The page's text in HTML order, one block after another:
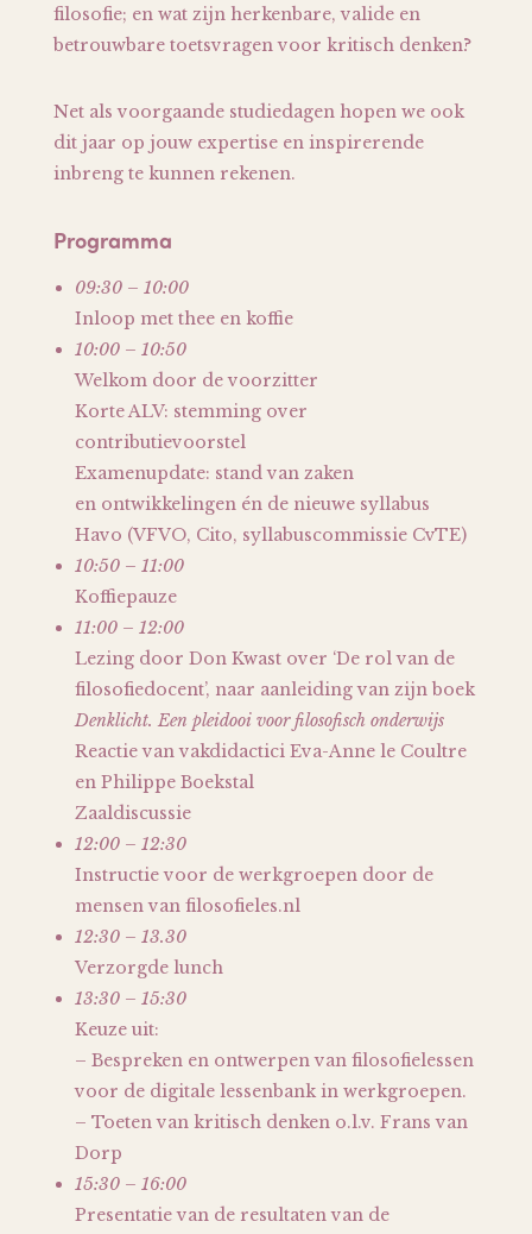
filosofie; en wat zijn herkenbare, valide en
betrouwbare toetsvragen voor kritisch denken?
Net als voorgaande studiedagen hopen we ook
dit jaar op jouw expertise en inspirerende
inbreng te kunnen rekenen.
Programma
09:30 – 10:00
Inloop met thee en koffie
10:00 – 10:50
Welkom door de voorzitter
Korte ALV: stemming over
contributievoorstel
Examenupdate: stand van zaken
en ontwikkelingen én de nieuwe syllabus
Havo (VFVO, Cito, syllabuscommissie CvTE)
10:50 – 11:00
Koffiepauze
11:00 – 12:00
Lezing door Don Kwast over ‘De rol van de
filosofiedocent’, naar aanleiding van zijn boek
Denklicht. Een pleidooi voor filosofisch onderwijs
Reactie van vakdidactici Eva-Anne le Coultre
en Philippe Boekstal
Zaaldiscussie
12:00 – 12:30
Instructie voor de werkgroepen door de
mensen van filosofieles.nl
12:30 – 13.30
Verzorgde lunch
13:30 – 15:30
Keuze uit:
– Bespreken en ontwerpen van filosofielessen
voor de digitale lessenbank in werkgroepen.
– Toeten van kritisch denken o.l.v. Frans van
Dorp
15:30 – 16:00
Presentatie van de resultaten van de